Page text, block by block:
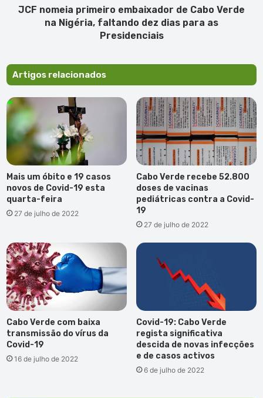
faltando
Presidenciais
JCF nomeia primeiro embaixador de Cabo Verde
na Nigéria, faltando dez dias para as
Presidenciais
Artigos relacionados
Mais um óbito e 19 casos
novos de Covid-19 esta
quarta-feira
27 de julho de 2022
Cabo Verde recebe 52.800
doses de vacinas
pediátricas contra a Covid-
19
27 de julho de 2022
Cabo Verde com baixa
transmissão do vírus da
Covid-19
16 de julho de 2022
Covid-19: Cabo Verde
regista significativa
descida de novas infecções
e de casos activos
6 de julho de 2022